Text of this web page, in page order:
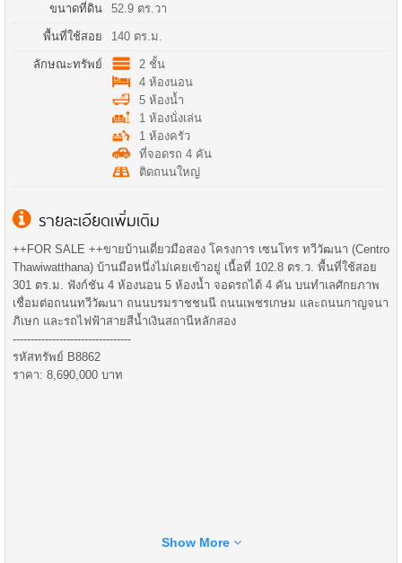
ขนาดที่ดิน 52.9 ตร.วา
พื้นที่ใช้สอย 140 ตร.ม.
ลักษณะทรัพย์
2 ชั้น
4 ห้องนอน
5 ห้องน้ำ
1 ห้องนั่งเล่น
1 ห้องครัว
ที่จอดรถ 4 คัน
ติดถนนใหญ่
รายละเอียดเพิ่มเติม
++FOR SALE ++ขายบ้านเดี่ยวมือสอง โครงการ เซนโทร ทวีวัฒนา (Centro
Thawiwatthana) บ้านมือหนึ่งไม่เคยเข้าอยู่ เนื้อที่ 102.8 ตร.ว. พื้นที่ใช้สอย
301 ตร.ม. ฟังก์ชัน 4 ห้องนอน 5 ห้องน้ำ จอดรถได้ 4 คัน บนทำเลศักยภาพ
เชื่อมต่อถนนทวีวัฒนา ถนนบรมราชชนนี ถนนเพชรเกษม และถนนกาญจนา
ภิเษก และรถไฟฟ้าสายสีน้ำเงินสถานีหลักสอง
---------------------------------
รหัสทรัพย์ B8862
ราคา: 8,690,000 บาท
Show More